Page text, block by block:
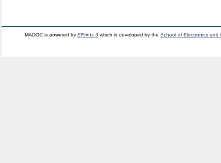
MADOC is powered byEPrints 3 which is developed by theSchool of Electronics and